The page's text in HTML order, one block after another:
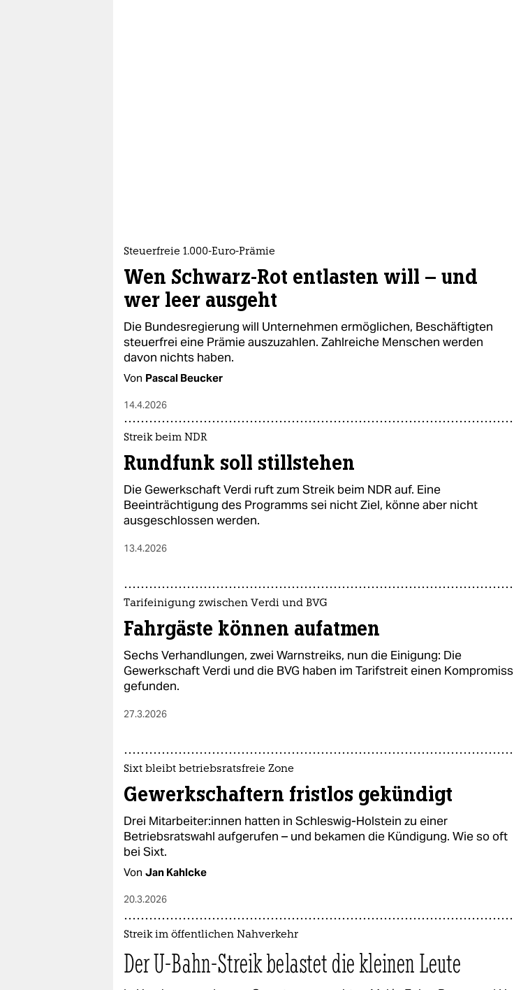
Steuerfreie 1.000-Euro-Prämie
Wen Schwarz-Rot entlasten will – und
wer leer ausgeht
Die Bundesregierung will Unternehmen ermöglichen, Beschäftigten
steuerfrei eine Prämie auszuzahlen. Zahlreiche Menschen werden
davon nichts haben.
Von Pascal Beucker
14.4.2026
Streik beim NDR
Rundfunk soll stillstehen
Die Gewerkschaft Verdi ruft zum Streik beim NDR auf. Eine
Beeinträchtigung des Programms sei nicht Ziel, könne aber nicht
ausgeschlossen werden.
13.4.2026
Tarifeinigung zwischen Verdi und BVG
Fahrgäste können aufatmen
Sechs Verhandlungen, zwei Warnstreiks, nun die Einigung: Die
Gewerkschaft Verdi und die BVG haben im Tarifstreit einen Kompromiss
gefunden.
27.3.2026
Sixt bleibt betriebsratsfreie Zone
Gewerkschaftern fristlos gekündigt
Drei Mit­ar­bei­te­r:in­nen hatten in Schleswig-Holstein zu einer
Betriebsratswahl aufgerufen – und bekamen die Kündigung. Wie so oft
bei Sixt.
Von Jan Kahlcke
20.3.2026
Streik im öffentlichen Nahverkehr
Der U-Bahn-Streik belastet die kleinen Leute